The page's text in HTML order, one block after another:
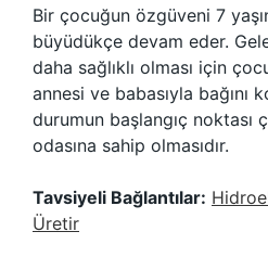
Bir çocuğun özgüveni 7
büyüdükçe devam eder.
daha sağlıklı olması için
annesi ve babasıyla bağını
durumun başlangıç ​​noktası
odasına sahip olmasıdır.
Tavsiyeli Bağlantılar:
Üretir